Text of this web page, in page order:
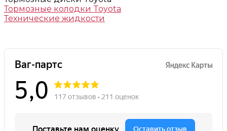
Тормозные колодки Toyota
Технические жидкости